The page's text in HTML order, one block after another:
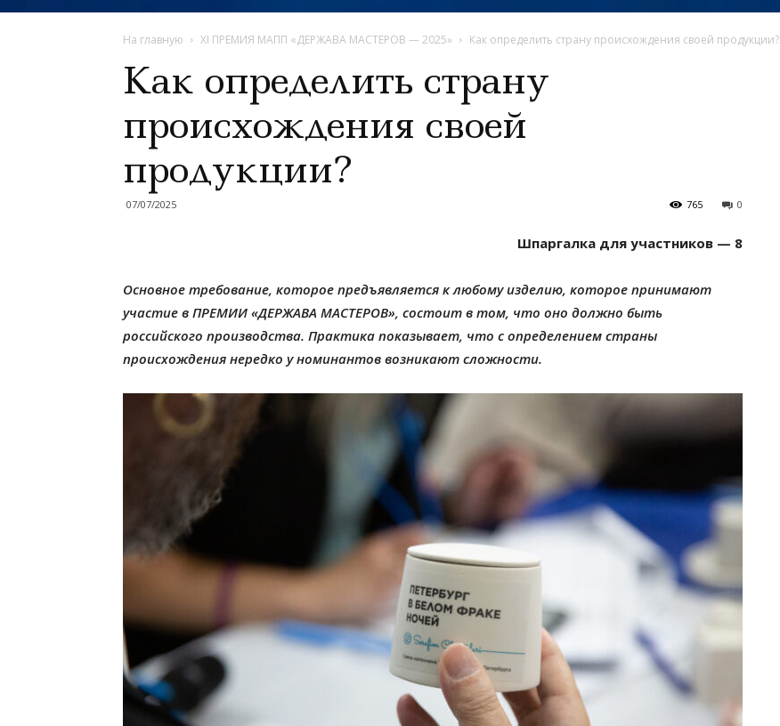
На главную XI ПРЕМИЯ МАПП «ДЕРЖАВА МАСТЕРОВ — 2025» Как определить страну происхождения своей продукции?
Как определить страну
происхождения своей
продукции?
07/07/2025 0
765
Шпаргалка для участников — 8
Основное требование, которое предъявляется к любому изделию, которое принимают
участие в ПРЕМИИ «ДЕРЖАВА МАСТЕРОВ», состоит в том, что оно должно быть
российского производства. Практика показывает, что с определением страны
происхождения нередко у номинантов возникают сложности.